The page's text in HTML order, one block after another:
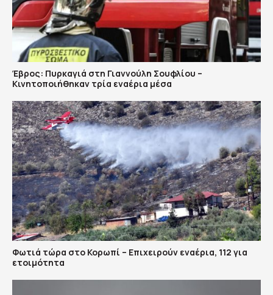
Έβρος: Πυρκαγιά στη Γιαννούλη Σουφλίου –
Κινητοποιήθηκαν τρία εναέρια μέσα
Φωτιά τώρα στο Κορωπί – Επιχειρούν εναέρια, 112 για
ετοιμότητα